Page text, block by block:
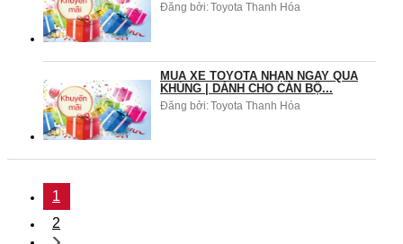
Đăng bởi:Toyota Thanh Hóa
MUA XE TOYOTA NHẬN NGAY QUÀ
KHỦNG | DÀNH CHO CÁN BỘ...
Đăng bởi:Toyota Thanh Hóa
1
2